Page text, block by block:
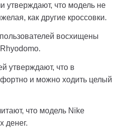
утверждают, что модель не
как другие кроссовки.
восхищены
утверждают, что в
и можно ходить целый
что модель Nike
денег.